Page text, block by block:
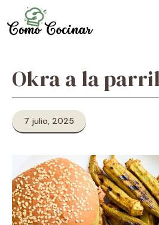
to
content
Okra a la
7 julio, 2025